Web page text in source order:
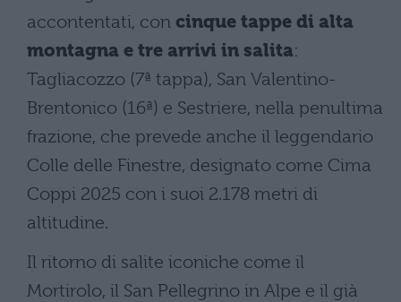
accontentati, con cinque tappe di alta
montagna e tre arrivi in salita:
Tagliacozzo (7ª tappa), San Valentino-
Brentonico (16ª) e Sestriere, nella penultima
frazione, che prevede anche il leggendario
Colle delle Finestre, designato come Cima
Coppi 2025 con i suoi 2.178 metri di
altitudine.
Il ritorno di salite iconiche come il
Mortirolo, il San Pellegrino in Alpe e il già